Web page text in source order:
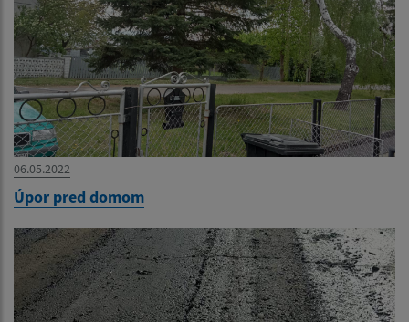
06.05.2022
Úpor pred domom